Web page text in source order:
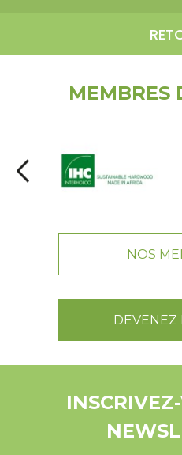
MEMBRES
NOS
DEVENEZ